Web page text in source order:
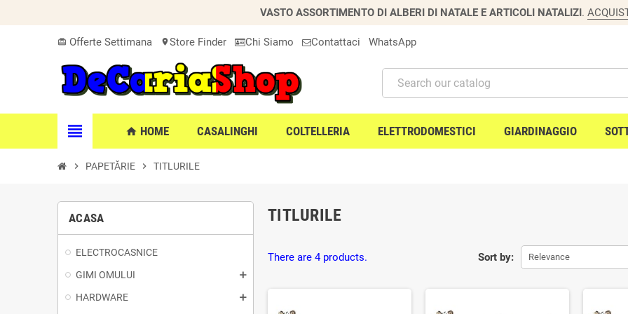
VASTO ASSORTIMENTO DI ALBERI DI NATALE E ARTICOLI NATALIZI.
card_giftcard Offerte Settimana location_onStore Finder Chi Siamo Contattaci WhatsApp
view_headline home HOME CASALINGHI COLTELLERIA ELETTRODOMESTICI GIARDINAGGIO
chevron_right PAPETĂRIE chevron_right TITLURILE
ACASA
ELECTROCASNICE
GIMI OMULUI
HARDWARE
TITLURILE
Sort by: Relevance
There are 4 products.